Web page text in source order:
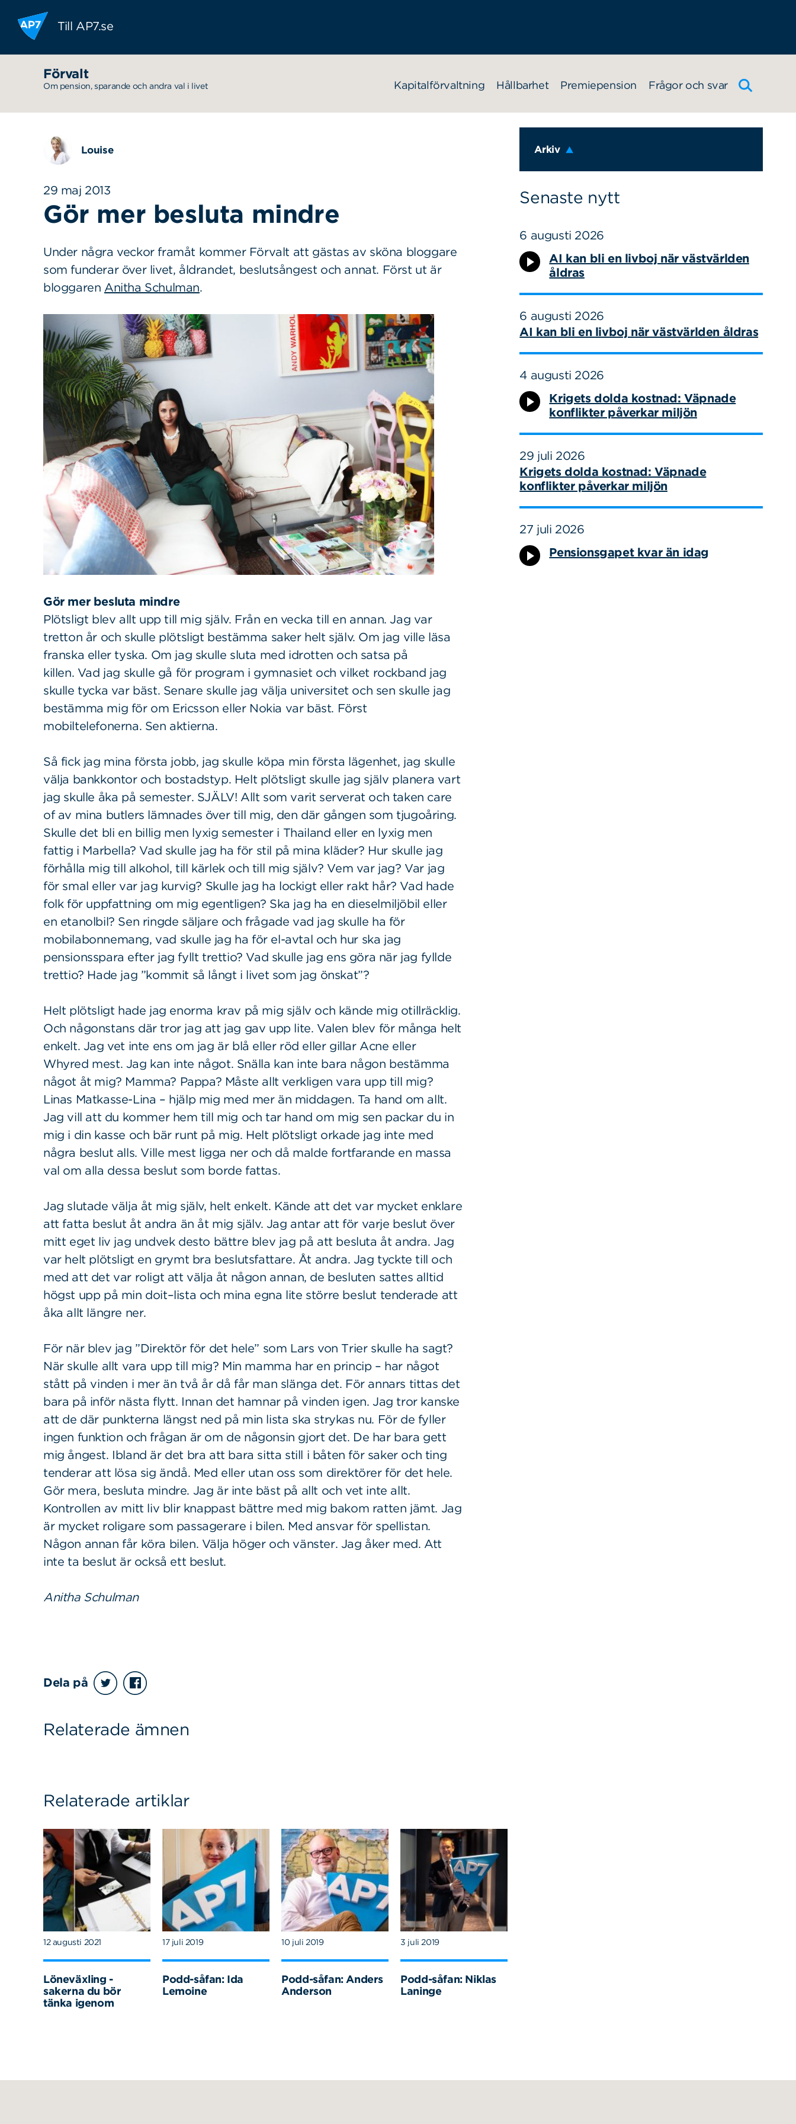
Hoppa till innehållet
Till AP7.se
Förvalt
Om pension, sparande och andra val i livet Kapitalförvaltning Hållbarhet Premiepension Frågor och svar
Arkiv
Senaste nytt
6 augusti 2026
AI kan bli en livboj när västvärlden
åldras
6 augusti 2026
AI kan bli en livboj när västvärlden åldras
4 augusti 2026
Krigets dolda kostnad: Väpnade
konflikter påverkar miljön
29 juli 2026
Krigets dolda kostnad: Väpnade
konflikter påverkar miljön
27 juli 2026
Pensionsgapet kvar än idag
Louise
29 maj 2013
Gör mer besluta mindre
Under några veckor framåt kommer Förvalt att gästas av sköna bloggare
som funderar över livet, åldrandet, beslutsångest och annat. Först ut är
bloggaren Anitha Schulman.
Gör mer besluta mindre
Plötsligt blev allt upp till mig själv. Från en vecka till en annan. Jag var
tretton år och skulle plötsligt bestämma saker helt själv. Om jag ville läsa
franska eller tyska. Om jag skulle sluta med idrotten och satsa på
killen. Vad jag skulle gå för program i gymnasiet och vilket rockband jag
skulle tycka var bäst. Senare skulle jag välja universitet och sen skulle jag
bestämma mig för om Ericsson eller Nokia var bäst. Först
mobiltelefonerna. Sen aktierna.
Så fick jag mina första jobb, jag skulle köpa min första lägenhet, jag skulle
välja bankkontor och bostadstyp. Helt plötsligt skulle jag själv planera vart
jag skulle åka på semester. SJÄLV! Allt som varit serverat och taken care
of av mina butlers lämnades över till mig, den där gången som tjugoåring.
Skulle det bli en billig men lyxig semester i Thailand eller en lyxig men
fattig i Marbella? Vad skulle jag ha för stil på mina kläder? Hur skulle jag
förhålla mig till alkohol, till kärlek och till mig själv? Vem var jag? Var jag
för smal eller var jag kurvig? Skulle jag ha lockigt eller rakt hår? Vad hade
folk för uppfattning om mig egentligen? Ska jag ha en dieselmiljöbil eller
en etanolbil? Sen ringde säljare och frågade vad jag skulle ha för
mobilabonnemang, vad skulle jag ha för el-avtal och hur ska jag
pensionsspara efter jag fyllt trettio? Vad skulle jag ens göra när jag fyllde
trettio? Hade jag ”kommit så långt i livet som jag önskat”?
Helt plötsligt hade jag enorma krav på mig själv och kände mig otillräcklig.
Och någonstans där tror jag att jag gav upp lite. Valen blev för många helt
enkelt. Jag vet inte ens om jag är blå eller röd eller gillar Acne eller
Whyred mest. Jag kan inte något. Snälla kan inte bara någon bestämma
något åt mig? Mamma? Pappa? Måste allt verkligen vara upp till mig?
Linas Matkasse-Lina – hjälp mig med mer än middagen. Ta hand om allt.
Jag vill att du kommer hem till mig och tar hand om mig sen packar du in
mig i din kasse och bär runt på mig. Helt plötsligt orkade jag inte med
några beslut alls. Ville mest ligga ner och då malde fortfarande en massa
val om alla dessa beslut som borde fattas.
Jag slutade välja åt mig själv, helt enkelt. Kände att det var mycket enklare
att fatta beslut åt andra än åt mig själv. Jag antar att för varje beslut över
mitt eget liv jag undvek desto bättre blev jag på att besluta åt andra. Jag
var helt plötsligt en grymt bra beslutsfattare. Åt andra. Jag tyckte till och
med att det var roligt att välja åt någon annan, de besluten sattes alltid
högst upp på min doit–lista och mina egna lite större beslut tenderade att
åka allt längre ner.
För när blev jag ”Direktör för det hele” som Lars von Trier skulle ha sagt?
När skulle allt vara upp till mig? Min mamma har en princip – har något
stått på vinden i mer än två år då får man slänga det. För annars tittas det
bara på inför nästa flytt. Innan det hamnar på vinden igen. Jag tror kanske
att de där punkterna längst ned på min lista ska strykas nu. För de fyller
ingen funktion och frågan är om de någonsin gjort det. De har bara gett
mig ångest. Ibland är det bra att bara sitta still i båten för saker och ting
tenderar att lösa sig ändå. Med eller utan oss som direktörer för det hele.
Gör mera, besluta mindre. Jag är inte bäst på allt och vet inte allt.
Kontrollen av mitt liv blir knappast bättre med mig bakom ratten jämt. Jag
är mycket roligare som passagerare i bilen. Med ansvar för spellistan.
Någon annan får köra bilen. Välja höger och vänster. Jag åker med. Att
inte ta beslut är också ett beslut.
Anitha Schulman
Dela på
Relaterade ämnen
Relaterade artiklar
12 augusti 2021
Löneväxling -
sakerna du bör
tänka igenom
17 juli 2019
Podd-såfan: Ida
Lemoine
10 juli 2019
Podd-såfan: Anders
Anderson
3 juli 2019
Podd-såfan: Niklas
Laninge
Sök på sidan:Sök
efter: